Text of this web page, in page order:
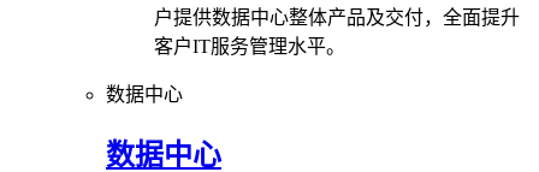
户提供数据中心整体产品及交付，全面提升
客户IT服务管理水平。
数据中心
数据中心